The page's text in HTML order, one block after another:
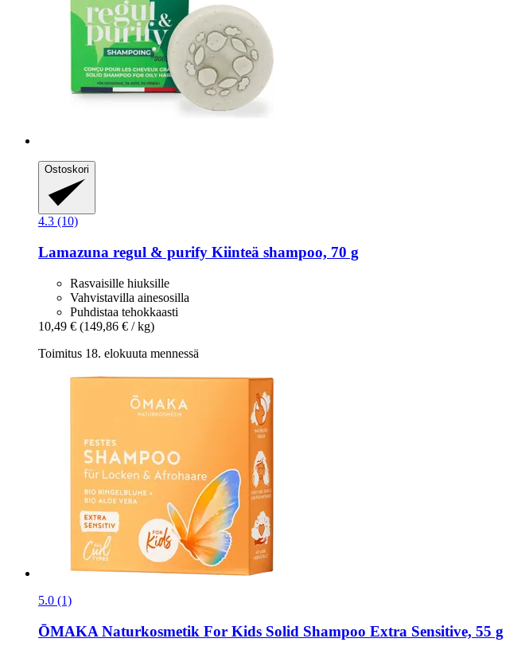
Ostoskori
4.3 (10)
Lamazuna regul & purify Kiinteä shampoo, 70 g
Rasvaisille hiuksille
Vahvistavilla ainesosilla
Puhdistaa tehokkaasti
10,49 € (149,86 € / kg)
Toimitus 18. elokuuta mennessä
5.0 (1)
ŌMAKA Naturkosmetik For Kids Solid Shampoo Extra Sensitive, 55 g